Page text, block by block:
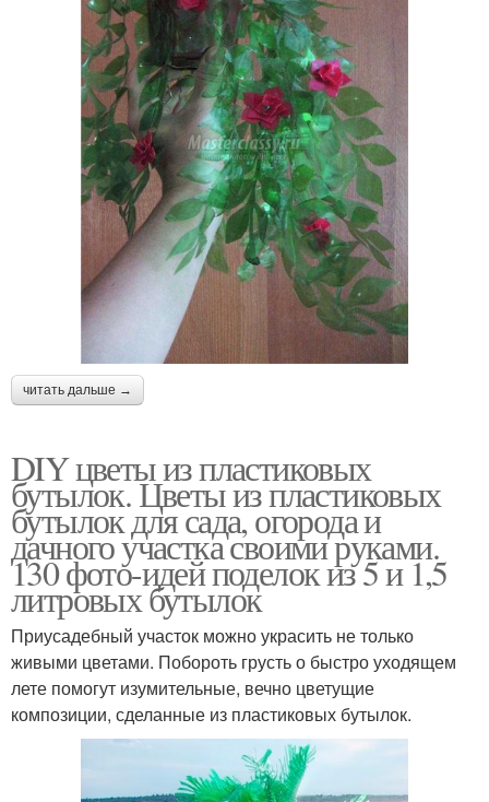
читать дальше →
DIY цветы из пластиковых
бутылок. Цветы из пластиковых
бутылок для сада, огорода и
дачного участка своими руками.
130 фото-идей поделок из 5 и 1,5
литровых бутылок
Приусадебный участок можно украсить не только
живыми цветами. Побороть грусть о быстро уходящем
лете помогут изумительные, вечно цветущие
композиции, сделанные из пластиковых бутылок.